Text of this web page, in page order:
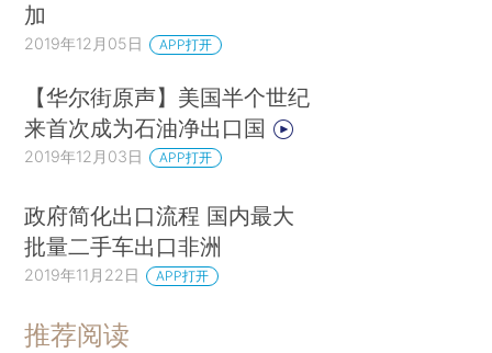
加
2019年12月05日 APP打开
【华尔街原声】美国半个世纪
来首次成为石油净出口国
2019年12月03日 APP打开
政府简化出口流程 国内最大
批量二手车出口非洲
2019年11月22日 APP打开
推荐阅读